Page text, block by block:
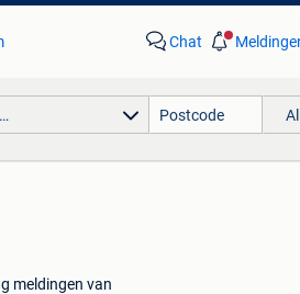
Chat
meldingen van